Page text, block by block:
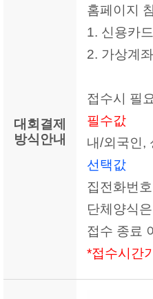
대회결제
방식안내
홈페이지
1. 신용카
2. 가상계
접수시 필
필수값
내/외국인,
선택값
집전화번
단체양식
접수 종료
*접수시간